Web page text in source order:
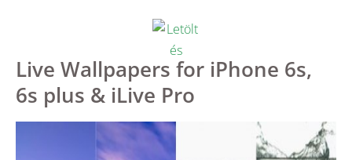
Live Wallpapers for iPhone 6s,
6s plus & iLive Pro